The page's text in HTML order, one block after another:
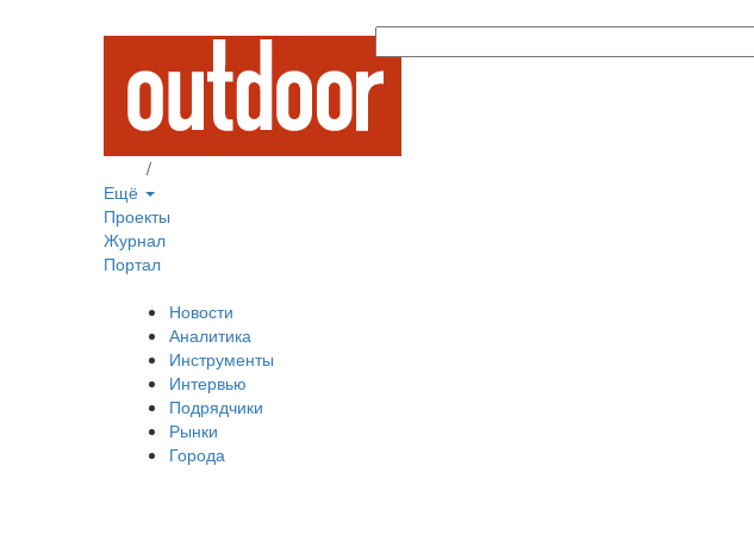
/
Ещё
Проекты
Журнал
Портал
Новости
Аналитика
Инструменты
Интервью
Подрядчики
Рынки
Города